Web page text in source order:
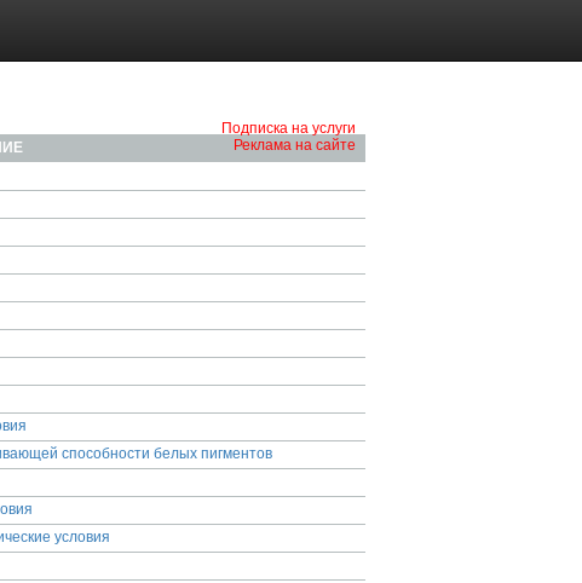
Подписка на услуги
Реклама на сайте
способности белых пигментов
условия